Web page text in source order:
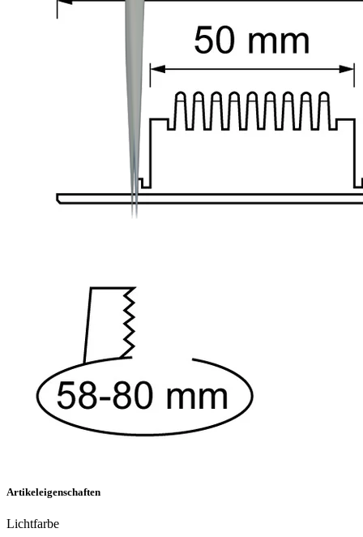
Artikeleigenschaften
Lichtfarbe